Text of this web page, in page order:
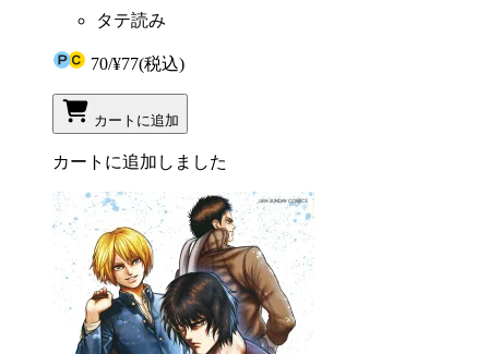
タテ読み
70/¥77(税込)
カートに追加
カートに追加しました